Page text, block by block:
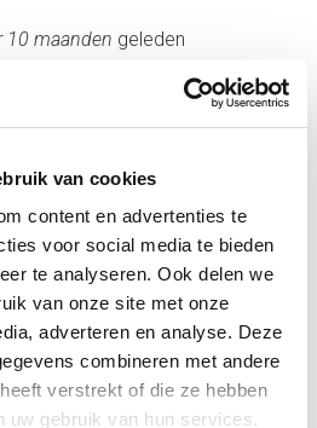
van cookies
content en advertenties te
voor social media te bieden
te analyseren. Ook delen we
van onze site met onze
adverteren en analyse. Deze
combineren met andere
verstrekt of die ze hebben
uw gebruik van hun services.
10 maanden geleden
Nederlandse dames op het
11 maanden
Jolien Schuurman (17) wint
Dames
1 weekgeleden